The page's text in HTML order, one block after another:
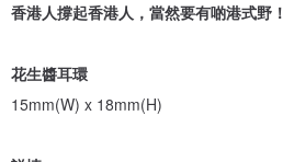
香港人撐起香港人，當然要有啲港式野！
花生醬耳環
15mm(W) x 18mm(H)